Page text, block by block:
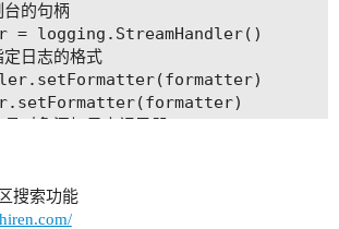
的句柄
= logging.StreamHandler()
⽇志的格式
对象添加⽇志记录器
对象
搜索功能